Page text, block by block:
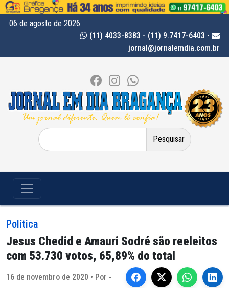
06 de agosto de 2026
(11) 4033-8383 - (11) 9.7417-6403 -
jornal@jornalemdia.com.br
Pesquisar
por:
Política
Jesus Chedid e Amauri Sodré são reeleitos
com 53.730 votos, 65,89% do total
16 de novembro de 2020 • Por -